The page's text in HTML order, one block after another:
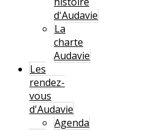
d'Audavie
La
charte
Audavie
Les
rendez-
vous
d'Audavie
Agenda